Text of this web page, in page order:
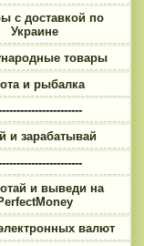
с доставкой по
Украине
товары
и рыбалка
и зарабатывай
и выведи на
валют